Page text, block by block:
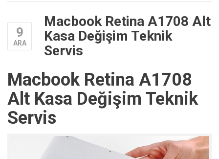
9
ARA
Macbook Retina A1708 Alt
Kasa Değişim Teknik
Servis
Macbook Retina A1708
Alt Kasa Değişim Teknik
Servis